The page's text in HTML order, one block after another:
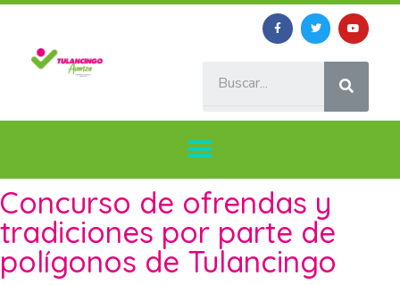
Concurso de ofrendas y
tradiciones por parte de
polígonos de Tulancingo